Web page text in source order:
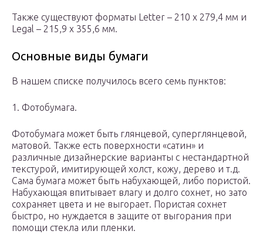
Также существуют форматы Letter – 210 х 279,4 мм и
Legal – 215,9 x 355,6 мм.
Основные виды бумаги
В нашем списке получилось всего семь пунктов:
1. Фотобумага.
Фотобумага может быть глянцевой, суперглянцевой,
матовой. Также есть поверхности «сатин» и
различные дизайнерские варианты с нестандартной
текстурой, имитирующей холст, кожу, дерево и т.д.
Сама бумага может быть набухающей, либо пористой.
Набухающая впитывает влагу и долго сохнет, но зато
сохраняет цвета и не выгорает. Пористая сохнет
быстро, но нуждается в защите от выгорания при
помощи стекла или пленки.